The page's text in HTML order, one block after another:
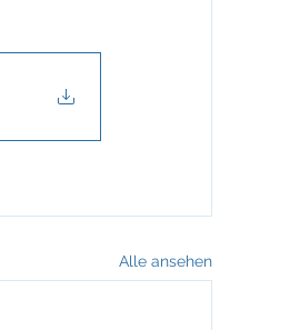
Alle ansehen